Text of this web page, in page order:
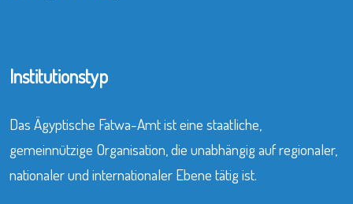
Institutionstyp
Das Ägyptische Fatwa-Amt ist eine staatliche,
gemeinnützige Organisation, die unabhängig auf regionaler,
nationaler und internationaler Ebene tätig ist.